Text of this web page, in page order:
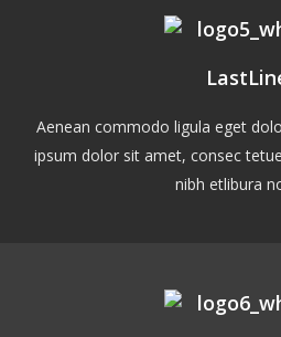
Aenean commodo ligula eget
ipsum dolor sit amet, consec
nibh etlibura